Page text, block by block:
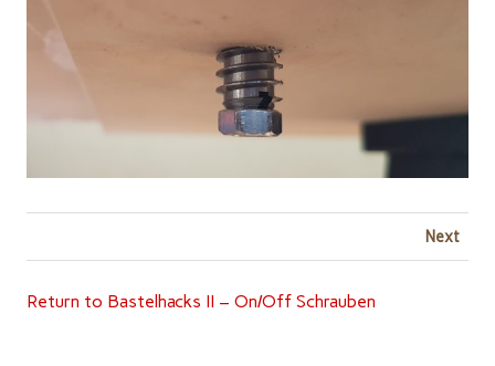
Next
Return to Bastelhacks II – On/Off Schrauben